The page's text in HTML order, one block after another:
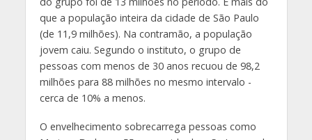
que a população inteira da cidade de São Paulo
(de 11,9 milhões). Na contramão, a população
jovem caiu. Segundo o instituto, o grupo de
pessoas com menos de 30 anos recuou de 98,2
milhões para 88 milhões no mesmo intervalo -
cerca de 10% a menos.
O envelhecimento sobrecarrega pessoas como